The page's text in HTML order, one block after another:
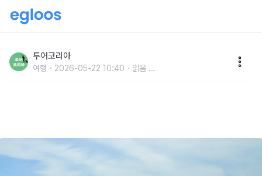
나는 의성 여행
투어코리아
여행 2026-05-22 10:40 읽음 ...